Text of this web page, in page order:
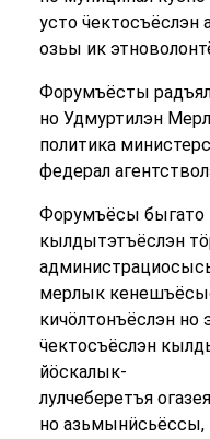
усто
озьы ик
Форумъёсты
но Удмуртилэн
политика
федерал
Форумъёсы
кылдытэтъёслэн
мерлык
кичӧлтонъёслэн но
ӵектосъёслэн
йӧскалык-
лулчеберетъя
но азьмынӥсьёссы,